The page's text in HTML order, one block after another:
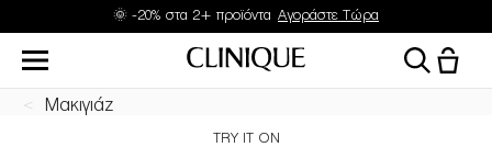
🌞 -20% στα 2+ προϊόντα Αγοράστε Τώρα
Μακιγιάζ
TRY IT ON